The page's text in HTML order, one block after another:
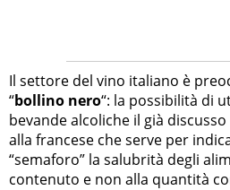
Il settore del vino italiano è
“bollino nero“: la possibilità di
bevande alcoliche il già
alla francese che serve per
“semaforo” la salubrità degli
contenuto e non alla quantità